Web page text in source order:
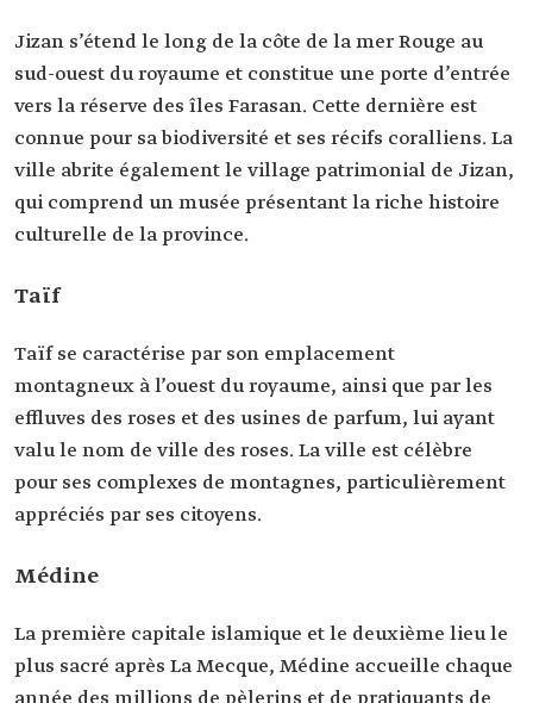
Jizan s’étend le long de la côte de la mer Rouge au
sud-ouest du royaume et constitue une porte d’entrée
vers la réserve des îles Farasan. Cette dernière est
connue pour sa biodiversité et ses récifs coralliens. La
ville abrite également le village patrimonial de Jizan,
qui comprend un musée présentant la riche histoire
culturelle de la province.
Taïf
Taïf se caractérise par son emplacement
montagneux à l’ouest du royaume, ainsi que par les
effluves des roses et des usines de parfum, lui ayant
valu le nom de ville des roses. La ville est célèbre
pour ses complexes de montagnes, particulièrement
appréciés par ses citoyens.
Médine
La première capitale islamique et le deuxième lieu le
plus sacré après La Mecque, Médine accueille chaque